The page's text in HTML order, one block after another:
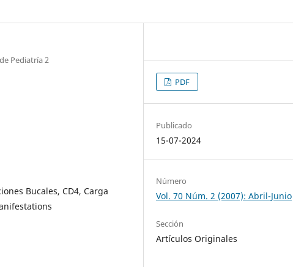
Pediatría 2
Bucales, CD4, Carga
PDF
Publicado
15-07-2024
Número
Vol. 70 Núm. 2 (2007): Abril-Junio
Sección
Artículos Originales